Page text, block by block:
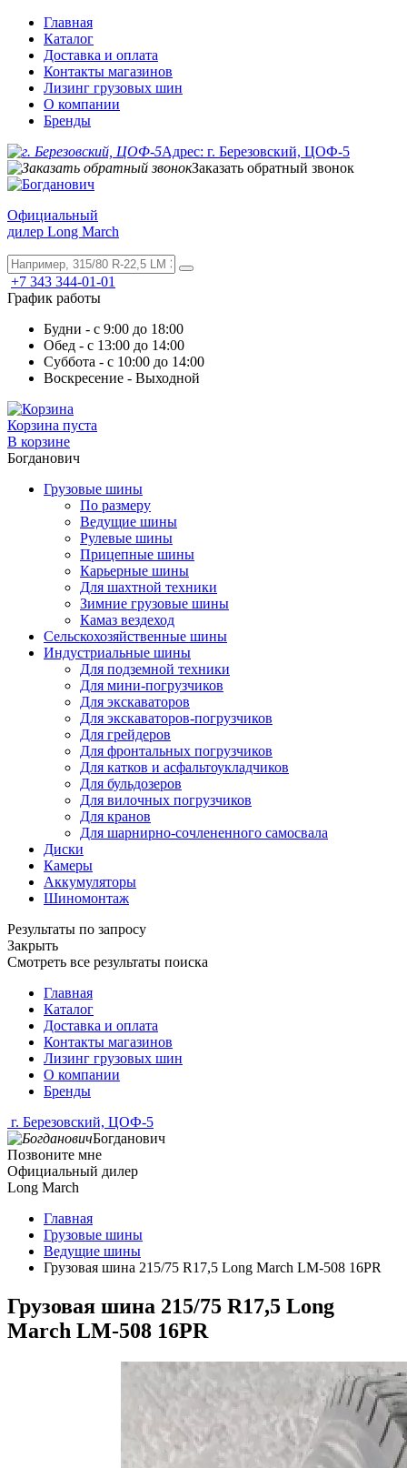
Главная
Каталог
Доставка и оплата
Контакты магазинов
Лизинг грузовых шин
О компании
Бренды
Адрес: г. Березовский, ЦОФ-5
Заказать обратный звонок
Официальный
дилер Long March
+7 343 344-01-01
График работы
Будни - с 9:00 до 18:00
Обед - с 13:00 до 14:00
Суббота - с 10:00 до 14:00
Воскресение - Выходной
Корзина пуста
В корзине
Богданович
Грузовые шины
По размеру
Ведущие шины
Рулевые шины
Прицепные шины
Карьерные шины
Для шахтной техники
Зимние грузовые шины
Камаз вездеход
Сельскохозяйственные шины
Индустриальные шины
Для подземной техники
Для мини-погрузчиков
Для экскаваторов
Для экскаваторов-погрузчиков
Для грейдеров
Для фронтальных погрузчиков
Для катков и асфальтоукладчиков
Для бульдозеров
Для вилочных погрузчиков
Для кранов
Для шарнирно-сочлененного самосвала
Диски
Камеры
Аккумуляторы
Шиномонтаж
Результаты по запросу
Закрыть
Смотреть все результаты поиска
Главная
Каталог
Доставка и оплата
Контакты магазинов
Лизинг грузовых шин
О компании
Бренды
г. Березовский, ЦОФ-5
Богданович
Позвоните мне
Официальный дилер
Long March
Главная
Грузовые шины
Ведущие шины
Грузовая шина 215/75 R17,5 Long March LM-508 16PR
Грузовая шина 215/75 R17,5 Long
March LM-508 16PR